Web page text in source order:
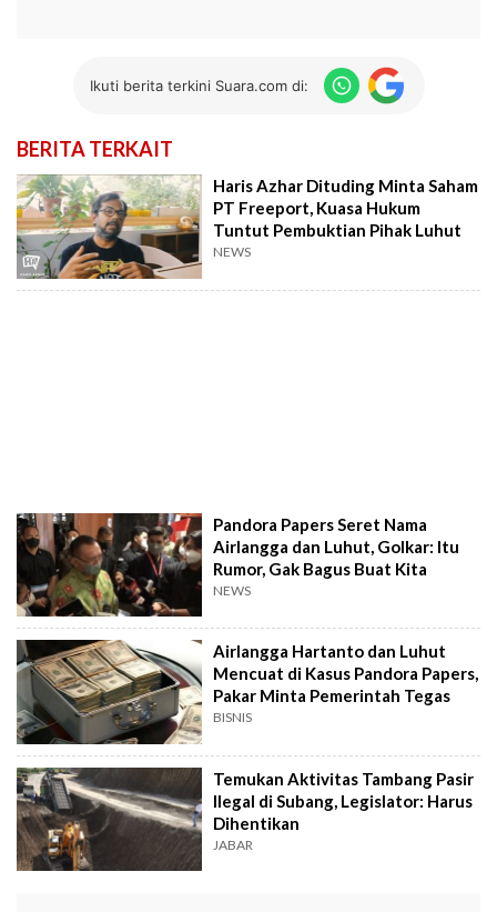
Ikuti berita terkini Suara.com di:
BERITA TERKAIT
Haris Azhar Dituding Minta Saham
PT Freeport, Kuasa Hukum
Tuntut Pembuktian Pihak Luhut
NEWS
Pandora Papers Seret Nama
Airlangga dan Luhut, Golkar: Itu
Rumor, Gak Bagus Buat Kita
NEWS
Airlangga Hartanto dan Luhut
Mencuat di Kasus Pandora Papers,
Pakar Minta Pemerintah Tegas
BISNIS
Temukan Aktivitas Tambang Pasir
Ilegal di Subang, Legislator: Harus
Dihentikan
JABAR